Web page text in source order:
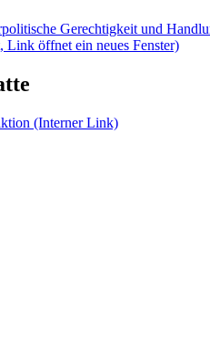
Gerechtigkeit und
Link öffnet ein neues Fenster)
(Interner Link)